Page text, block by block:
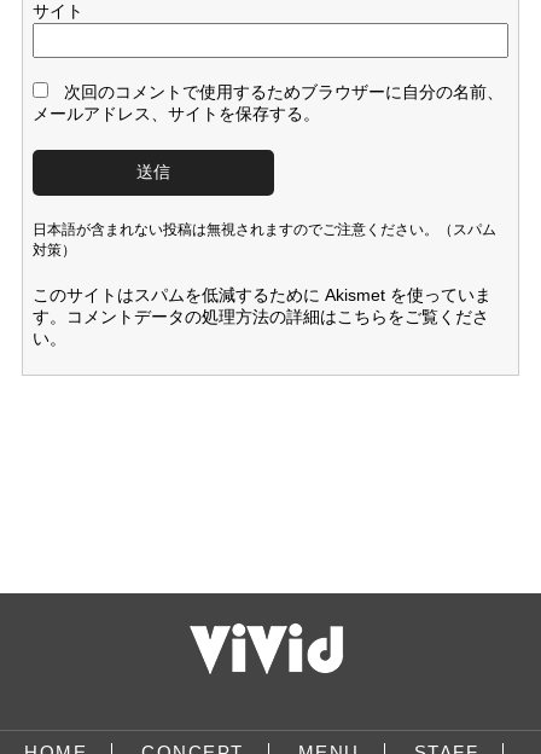
サイト
次回のコメントで使用するためブラウザーに自分の名前、
メールアドレス、サイトを保存する。
日本語が含まれない投稿は無視されますのでご注意ください。（スパム
対策）
このサイトはスパムを低減するために Akismet を使っていま
す。
コメントデータの処理方法の詳細はこちらをご覧くださ
い。